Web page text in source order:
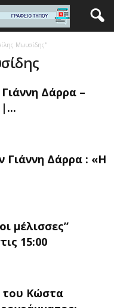
Μωυσίδης"
Δάρρα –
|...
Γιάννη Δάρρα : «Η
μέλισσες”
15:00
του Κώστα